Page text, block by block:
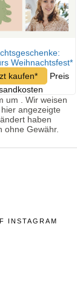
Weihnachtsfest*
kaufen*
Preis
um . Wir weisen
angezeigte
haben
ohne Gewähr.
INSTAGRAM